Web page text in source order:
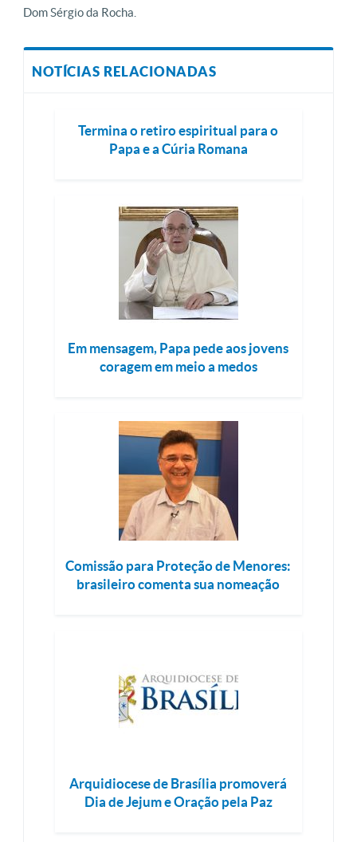
Dom Sérgio da Rocha.
NOTÍCIAS RELACIONADAS
Termina o retiro espiritual para o
Papa e a Cúria Romana
Em mensagem, Papa pede aos jovens
coragem em meio a medos
Comissão para Proteção de Menores:
brasileiro comenta sua nomeação
Arquidiocese de Brasília promoverá
Dia de Jejum e Oração pela Paz